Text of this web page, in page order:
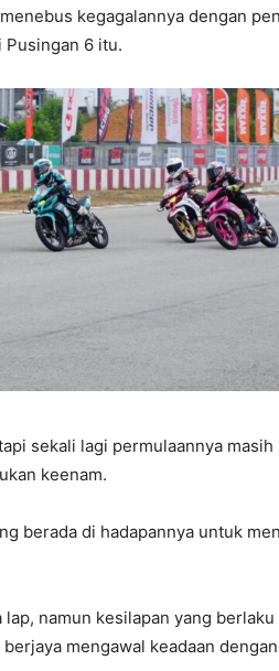
kegagalannya dengan
Pusingan 6 itu.
sekali lagi permulaannya masih
keenam.
berada di hadapannya untuk
namun kesilapan yang berlaku
mengawal keadaan